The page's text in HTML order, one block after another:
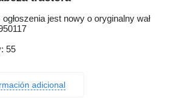
jest nowy o oryginalny wał
55
adicional